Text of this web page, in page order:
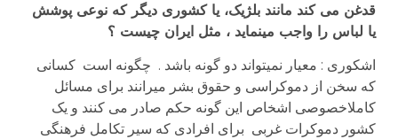
قدغن می کند مانند بلژیک، یا کشوری دیگر که نوعی پوشش
یا لباس را واجب مینماید ، مثل ایران چیست ؟
اشکوری : معیار نمیتواند دو گونه باشد . چگونه است کسانی
که سخن از دموکراسی و حقوق بشر میرانند برای مسائل
کاملاخصوصی اشخاص این گونه حکم صادر می کنند و یک
کشور دموکرات غربی برای افرادی که سیر تکامل فرهنگی